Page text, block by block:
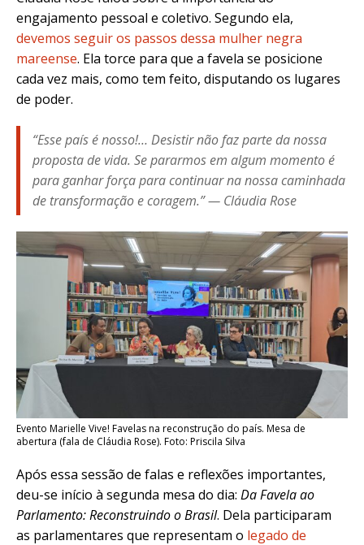
engajamento pessoal e coletivo. Segundo ela,
devemos seguir os passos dessa mulher negra
mareense. Ela torce para que a favela se posicione
cada vez mais, como tem feito, disputando os lugares
de poder.
“Esse país é nosso!… Desistir não faz parte da nossa
proposta de vida. Se pararmos em algum momento é
para ganhar força para continuar na nossa caminhada
de transformação e coragem.” — Cláudia Rose
Evento Marielle Vive! Favelas na reconstrução do país. Mesa de
abertura (fala de Cláudia Rose). Foto: Priscila Silva
Após essa sessão de falas e reflexões importantes,
deu-se início à segunda mesa do dia: Da Favela ao
Parlamento: Reconstruindo o Brasil. Dela participaram
as parlamentares que representam o legado de